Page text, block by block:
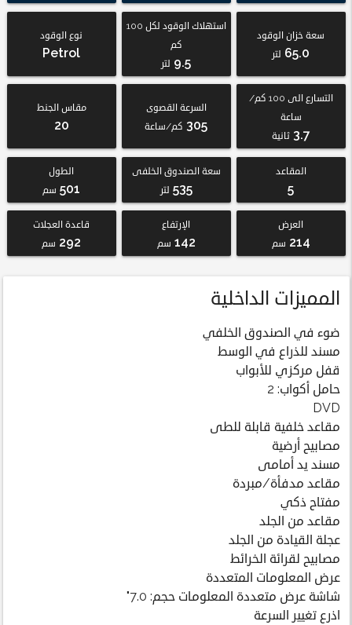
سعة خزان الوقود
65.0 لتر
استهلاك الوقود لكل 100
كم
9.5 لتر
نوع الوقود
Petrol
التسارع الى 100 كم/
ساعة
3.7 ثانية
السرعة القصوى
305 كم/ساعة
مقاس الجنط
20
المقاعد
5
سعة الصندوق الخلفى
535 لتر
الطول
501 سم
العرض
214 سم
الإرتفاع
142 سم
قاعدة العجلات
292 سم
المميزات الداخلية
ضوء في الصندوق الخلفي
مسند للذراع في الوسط
قفل مركزي للأبواب
حامل أكواب: 2
DVD
مقاعد خلفية قابلة للطى
مصابيح أرضية
مسند يد أمامى
مقاعد مدفأة/مبردة
مفتاح ذكي
مقاعد من الجلد
عجلة القيادة من الجلد
مصابيح لقرائة الخرائط
عرض المعلومات المتعددة
شاشة عرض متعددة المعلومات حجم: 7.0"
اذرع تغيير السرعة